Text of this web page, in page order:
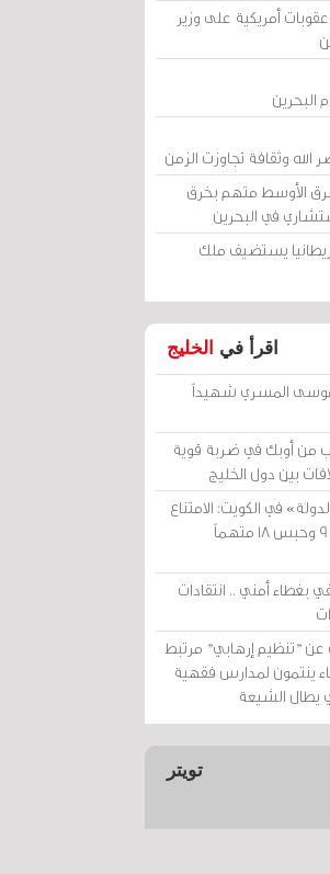
أمريكية على وزير
البحرين
وثقافة تجاوزت الزمن
الأوسط متهم بخرق
في البحرين
يستضيف ملك
اقرأ في الخليج
موسى المسري شهيداً
من أوبك في ضربة قوية
بين دول الخليج
في الكويت: الامتناع
عن معاقبة 109 مدونين وتبرئة 9 وحبس 18 متهماً
بغطاء أمني .. انتقادات
عن "تنظيم إرهابي" مرتبط
ينتمون لمدارس فقهية
يطال الشيعة
تويتر